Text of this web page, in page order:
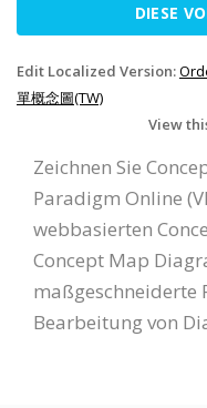
DIESE
Edit Localized Version:
單概念圖(TW)
View
Zeichnen Sie
Paradigm Online
webbasierten
Concept Map
maßgeschneiderte
Bearbeitung von